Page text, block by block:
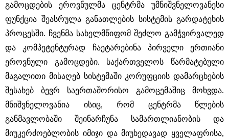
გამოცდების ეროვნულმა ცენტრმა უმნიშვნელოვანესი
ფუნქცია შეასრულა განათლების სისტემის გარდატეხის
პროცესში. ჩვენმა სახელმწიფომ შეძლო გამჭვირვალედ
და კომპეტენტურად ჩაეტარებინა პირველი ერთიანი
ეროვნული გამოცდები. საქართველოს წარმატებული
მაგალითი მისაღებ სისტემაში კორუფციის დამარცხების
შესახებ ბევრ საერთაშორისო გამოცემაშიც მოხვდა.
მნიშვნელოვანია ისიც, რომ ცენტრმა წლების
განმავლობაში შეინარჩუნა სამართლიანობის და
მიუკერძოებლობის იმიჯი და მიუხედავად ყველაფრისა,